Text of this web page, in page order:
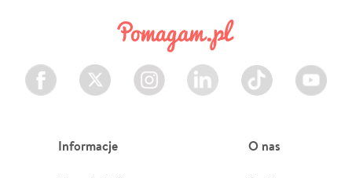
Facebook Twitter Instagram LinkedIn TikTok Youtube
Informacje O nas